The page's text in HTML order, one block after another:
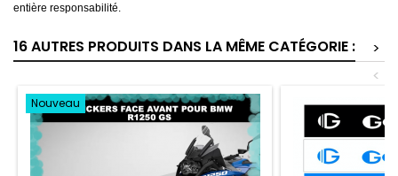
entière responsabilité.
16 AUTRES PRODUITS DANS LA MÊME CATÉGORIE :
>
<
Nouveau